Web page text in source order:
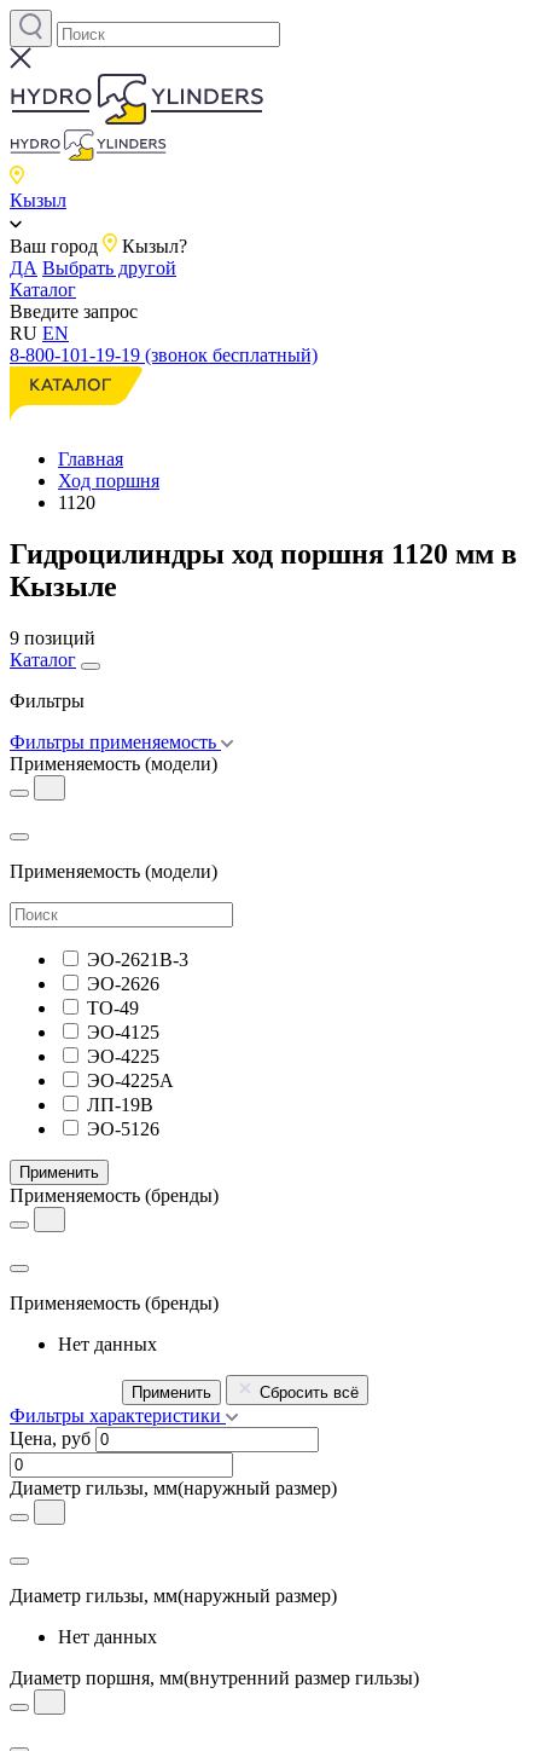
Кызыл
Ваш город
Кызыл?
ДА Выбрать другой
Каталог
Введите запрос
RU EN
8-800-101-19-19 (звонок бесплатный)
Главная
Ход поршня
1120
Гидроцилиндры ход поршня 1120 мм в
Кызыле
9 позиций
Каталог
Фильтры
Фильтры применяемость
Применяемость (модели)
Применяемость (модели)
ЭО-2621В-3
ЭО-2626
ТО-49
ЭО-4125
ЭО-4225
ЭО-4225А
ЛП-19В
ЭО-5126
Применить
Применяемость (бренды)
Применяемость (бренды)
Нет данных
Применить Сбросить всё
Фильтры характеристики
Цена, руб
Диаметр гильзы, мм(наружный размер)
Диаметр гильзы, мм(наружный размер)
Нет данных
Диаметр поршня, мм(внутренний размер гильзы)